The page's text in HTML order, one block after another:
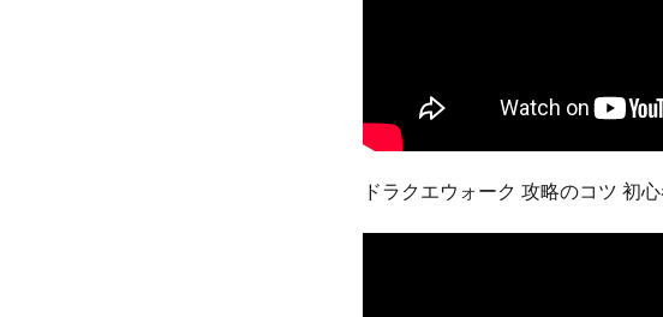
ドラクエウォーク 攻略のコツ 初